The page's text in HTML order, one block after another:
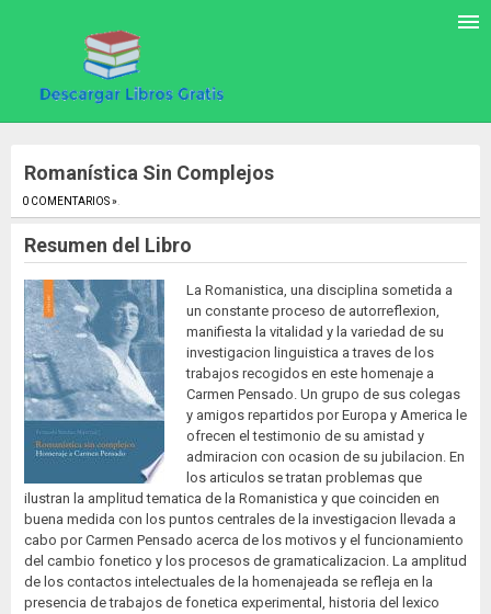
Romanística Sin Complejos
0 COMENTARIOS ».
Resumen del Libro
La Romanistica, una disciplina sometida a
un constante proceso de autorreflexion,
manifiesta la vitalidad y la variedad de su
investigacion linguistica a traves de los
trabajos recogidos en este homenaje a
Carmen Pensado. Un grupo de sus colegas
y amigos repartidos por Europa y America le
ofrecen el testimonio de su amistad y
admiracion con ocasion de su jubilacion. En
los articulos se tratan problemas que
ilustran la amplitud tematica de la Romanistica y que coinciden en
buena medida con los puntos centrales de la investigacion llevada a
cabo por Carmen Pensado acerca de los motivos y el funcionamiento
del cambio fonetico y los procesos de gramaticalizacion. La amplitud
de los contactos intelectuales de la homenajeada se refleja en la
presencia de trabajos de fonetica experimental, historia del lexico